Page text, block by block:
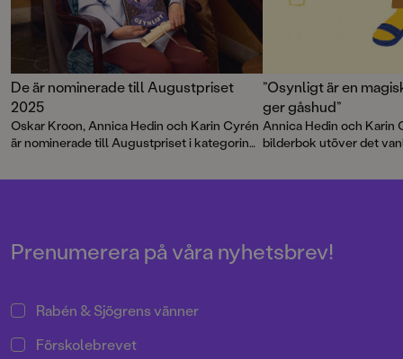
De är nominerade till Augustpriset
2025
Oskar Kroon, Annica Hedin och Karin Cyrén
är nominerade till Augustpriset i kategorin
Det finns inget paradisrespektiveOsynligt.
”Osynligt är en
ger gåshud”
Annica Hedin och Karin
bilderbok utöver det
Prenumerera på våra nyhetsbrev!
Rabén & Sjögrens vänner
Förskolebrevet